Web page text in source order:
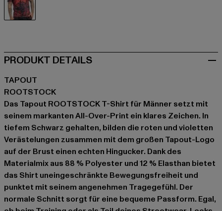
PRODUKT DETAILS
TAPOUT
ROOTSTOCK
Das Tapout ROOTSTOCK T-Shirt für Männer setzt mit
seinem markanten All-Over-Print ein klares Zeichen. In
tiefem Schwarz gehalten, bilden die roten und violetten
Verästelungen zusammen mit dem großen Tapout-Logo
auf der Brust einen echten Hingucker. Dank des
Materialmix aus 88 % Polyester und 12 % Elasthan bietet
das Shirt uneingeschränkte Bewegungsfreiheit und
punktet mit seinem angenehmen Tragegefühl. Der
normale Schnitt sorgt für eine bequeme Passform. Egal,